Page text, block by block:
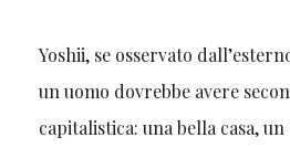
Yoshii, se osservato
un uomo dovrebbe avere
capitalistica: una bella casa,